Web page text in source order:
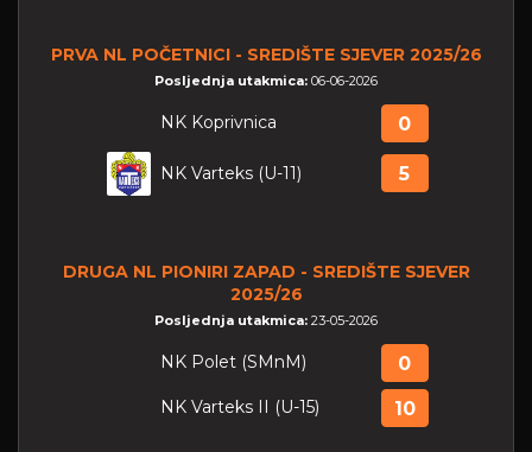
PRVA NL POČETNICI - SREDIŠTE SJEVER 2025/26
Posljednja utakmica: 06-06-2026
NK Koprivnica 0
NK Varteks (U-11) 5
DRUGA NL PIONIRI ZAPAD - SREDIŠTE SJEVER
2025/26
Posljednja utakmica: 23-05-2026
NK Polet (SMnM) 0
NK Varteks II (U-15) 10